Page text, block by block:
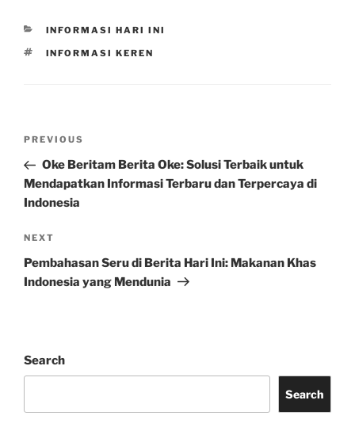
CATEGORIES
INFORMASI HARI INI
TAGS
INFORMASI KEREN
Previous
Post
PREVIOUS
Oke Beritam Berita Oke: Solusi Terbaik untuk
Mendapatkan Informasi Terbaru dan Terpercaya di
Indonesia
Next
Post
NEXT
Pembahasan Seru di Berita Hari Ini: Makanan Khas
Indonesia yang Mendunia
Search
Search